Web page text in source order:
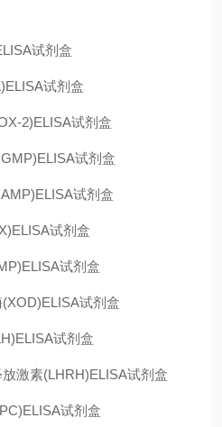
试剂盒
试剂盒
2)ELISA试剂盒
试剂盒
试剂盒
试剂盒
试剂盒
试剂盒
试剂盒
激素(LHRH)ELISA试剂盒
试剂盒